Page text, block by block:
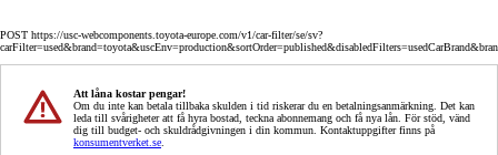
POST https://usc-webcomponents.toyota-europe.com/v1/car-filter/se/sv?
Att låna kostar pengar!
Om du inte kan betala tillbaka skulden i tid riskerar du en betalningsanmärkning. Det kan
leda till svårigheter att få hyra bostad, teckna abonnemang och få nya lån. För stöd, vänd
dig till budget- och skuldrådgivningen i din kommun. Kontaktuppgifter finns på
konsumentverket.se